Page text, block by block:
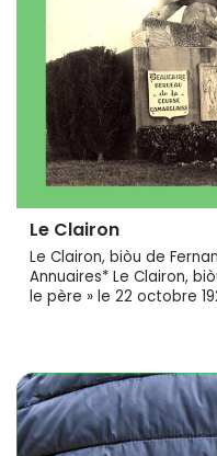
Le Clairon
Le Clairon, biòu de
Annuaires* Le Clairon,
le père » le 22 octobre